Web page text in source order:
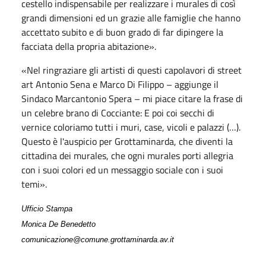
cestello indispensabile per realizzare i murales di così
grandi dimensioni ed un grazie alle famiglie che hanno
accettato subito e di buon grado di far dipingere la
facciata della propria abitazione».
«Nel ringraziare gli artisti di questi capolavori di street
art Antonio Sena e Marco Di Filippo – aggiunge il
Sindaco Marcantonio Spera – mi piace citare la frase di
un celebre brano di Cocciante: E poi coi secchi di
vernice coloriamo tutti i muri, case, vicoli e palazzi (…).
Questo è l'auspicio per Grottaminarda, che diventi la
cittadina dei murales, che ogni murales porti allegria
con i suoi colori ed un messaggio sociale con i suoi
temi».
Ufficio Stampa
Monica De Benedetto
comunicazione@comune.grottaminarda.av.it